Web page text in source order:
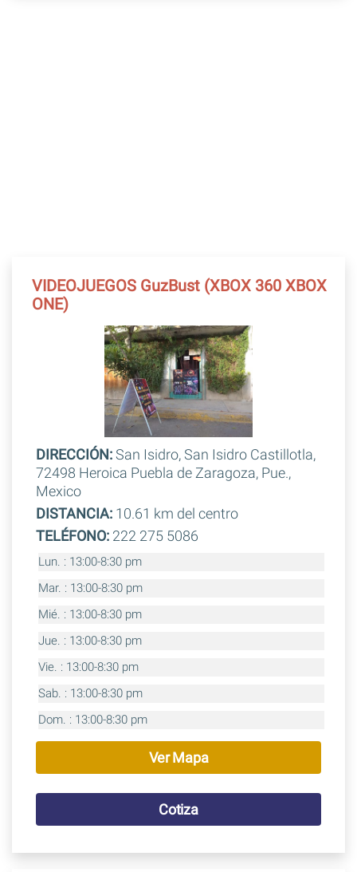
VIDEOJUEGOS GuzBust (XBOX 360 XBOX
ONE)
DIRECCIÓN:San Isidro, San Isidro Castillotla,
72498 Heroica Puebla de Zaragoza, Pue.,
Mexico
DISTANCIA:10.61 km del centro
TELÉFONO:222 275 5086
Lun. : 13:00-8:30 pm
Mar. : 13:00-8:30 pm
Mié. : 13:00-8:30 pm
Jue. : 13:00-8:30 pm
Vie. : 13:00-8:30 pm
Sab. : 13:00-8:30 pm
Dom. : 13:00-8:30 pm
Ver Mapa
Cotiza